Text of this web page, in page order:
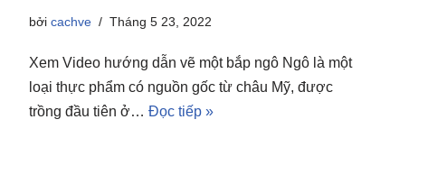
bởi cachve Tháng 5 23, 2022
Xem Video hướng dẫn vẽ một bắp ngô Ngô là một
loại thực phẩm có nguồn gốc từ châu Mỹ, được
trồng đầu tiên ở… Đọc tiếp »